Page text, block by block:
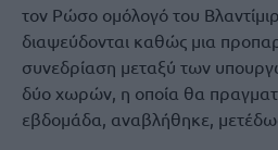
τον Ρώσο ομόλογό του Βλαντίμιρ
διαψεύδονται καθώς μια
συνεδρίαση μεταξύ των
δύο χωρών, η οποία θα
εβδομάδα, αναβλήθηκε,